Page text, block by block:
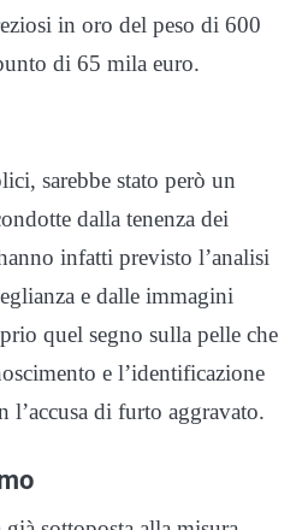
in oro del peso di 600
di 65 mila euro.
sarebbe stato però un
dalla tenenza dei
infatti previsto l’analisi
e dalle immagini
quel segno sulla pelle che
e l’identificazione
l’accusa di furto aggravato.